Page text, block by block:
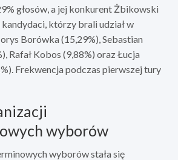
głosów, a jej konkurent Żbikowski
kandydaci, którzy brali udział w
Borówka (15,29%), Sebastian
Rafał Kobos (9,88%) oraz Łucja
Frekwencja podczas pierwszej tury
wyborów
wyborów stała się